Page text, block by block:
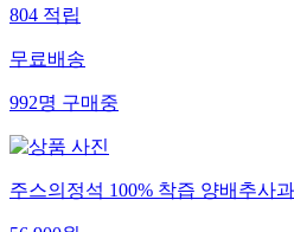
804적립
무료배송
992명구매중
주스의정석 100% 착즙 양배추사